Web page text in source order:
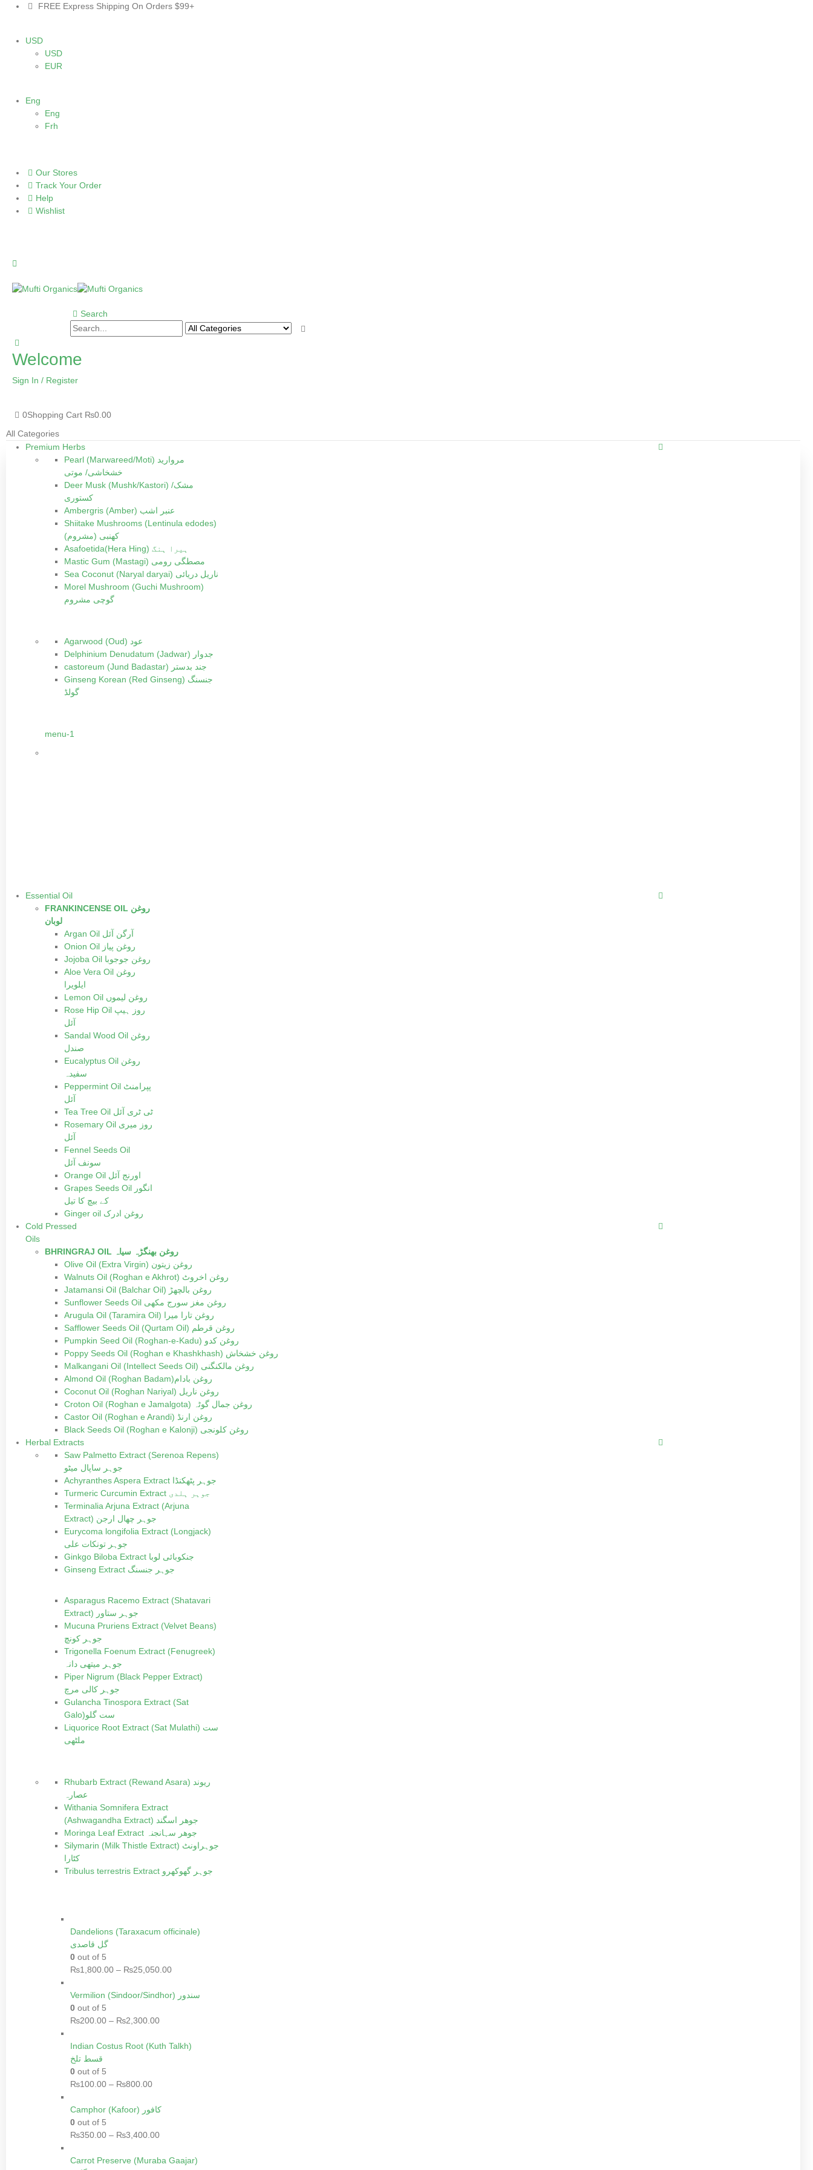
FREE Express Shipping On Orders $99+
USD
USD
EUR
Eng
Eng
Frh
Our Stores
Track Your Order
Help
Wishlist
Search
Welcome
Sign In / Register
0Shopping Cart ₨0.00
All Categories
Premium Herbs
Pearl (Marwareed/Moti) مروارید
خشخاشی/ موتی
Deer Musk (Mushk/Kastori) مشک/
کستوری
Ambergris (Amber) عنبر اشب
Shiitake Mushrooms (Lentinula edodes)
(کھنبی (مشروم
Asafoetida(Hera Hing) ہیرا ہنگ
Mastic Gum (Mastagi) مصطگی رومی
Sea Coconut (Naryal daryai) ناریل دریائی
Morel Mushroom (Guchi Mushroom)
گوچی مشروم
Agarwood (Oud) عود
Delphinium Denudatum (Jadwar) جدوار
castoreum (Jund Badastar) جند بدستر
Ginseng Korean (Red Ginseng) جنسنگ
گولڈ
menu-1
Essential Oil
FRANKINCENSE OIL روغن
لوبان
Argan Oil آرگن آئل
Onion Oil روغن پیاز
Jojoba Oil روغن جوجوبا
Aloe Vera Oil روغن
ایلویرا
Lemon Oil روغن لیموں
Rose Hip Oil روز ہیپ
آئل
Sandal Wood Oil روغن
صندل
Eucalyptus Oil روغن
سفیدہ
Peppermint Oil پپرامنٹ
آئل
Tea Tree Oil ٹی ٹری آئل
Rosemary Oil روز میری
آئل
Fennel Seeds Oil
سونف آئل
Orange Oil اورنج آئل
Grapes Seeds Oil انگور
کے بیچ کا تیل
Ginger oil روغن ادرک
Cold Pressed
Oils
BHRINGRAJ OIL روغن بھنگڑہ سیاہ
Olive Oil (Extra Virgin) روغن زیتون
Walnuts Oil (Roghan e Akhrot) روغن اخروٹ
Jatamansi Oil (Balchar Oil) روغن بالچھڑ
Sunflower Seeds Oil روغن مغز سورج مکھی
Arugula Oil (Taramira Oil) روغن تارا میرا
Safflower Seeds Oil (Qurtam Oil) روغن قرطم
Pumpkin Seed Oil (Roghan-e-Kadu) روغن کدو
Poppy Seeds Oil (Roghan e Khashkhash) روغن خشخاش
Malkangani Oil (Intellect Seeds Oil) روغن مالکنگنی
Almond Oil (Roghan Badam)روغن بادام
Coconut Oil (Roghan Nariyal) روغن ناریل
Croton Oil (Roghan e Jamalgota) روغن جمال گوٹہ
Castor Oil (Roghan e Arandi) روغن ارنڈ
Black Seeds Oil (Roghan e Kalonji) روغن کلونجی
Herbal Extracts
Saw Palmetto Extract (Serenoa Repens)
جوہر ساپال میٹو
Achyranthes Aspera Extract جوہر پٹھکنڈا
Turmeric Curcumin Extract جوہر ہلدی
Terminalia Arjuna Extract (Arjuna
Extract) جوہر چھال ارجن
Eurycoma longifolia Extract (Longjack)
جوہر تونکات علی
Ginkgo Biloba Extract جنکوبائی لوبا
Ginseng Extract جوہر جنسنگ
Asparagus Racemo Extract (Shatavari
Extract) جوہر ستاور
Mucuna Pruriens Extract (Velvet Beans)
جوہر کونچ
Trigonella Foenum Extract (Fenugreek)
جوہر میتھی دانہ
Piper Nigrum (Black Pepper Extract)
جوہر کالی مرچ
Gulancha Tinospora Extract (Sat
Galo)ست گلو
Liquorice Root Extract (Sat Mulathi) ست
ملٹھی
Rhubarb Extract (Rewand Asara) ریوند
عصارہ
Withania Somnifera Extract
(Ashwagandha Extract) جوھر اسگند
Moringa Leaf Extract جوھر سہانجنہ
Silymarin (Milk Thistle Extract) جوہراونٹ
کٹارا
Tribulus terrestris Extract جوہر گھوکھرو
Dandelions (Taraxacum officinale)
گل قاصدی
0 out of 5
₨1,800.00 – ₨25,050.00
Vermilion (Sindoor/Sindhor) سندور
0 out of 5
₨200.00 – ₨2,300.00
Indian Costus Root (Kuth Talkh)
قسط تلخ
0 out of 5
₨100.00 – ₨800.00
Camphor (Kafoor) کافور
0 out of 5
₨350.00 – ₨3,400.00
Carrot Preserve (Muraba Gaajar)